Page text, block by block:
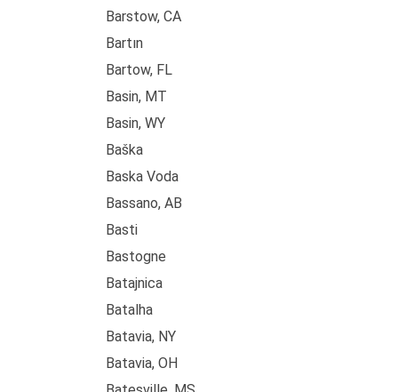
Barstow, CA
Bartın
Bartow, FL
Basin, MT
Basin, WY
Baška
Baska Voda
Bassano, AB
Basti
Bastogne
Batajnica
Batalha
Batavia, NY
Batavia, OH